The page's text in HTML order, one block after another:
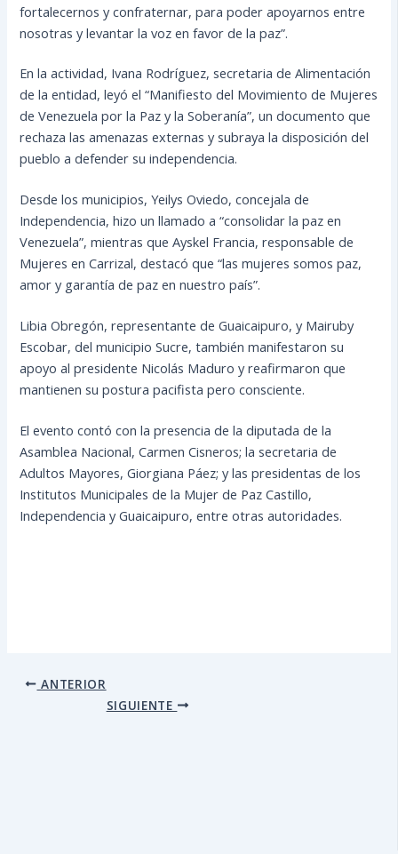
fortalecernos y confraternar, para poder apoyarnos entre
nosotras y levantar la voz en favor de la paz”.
En la actividad, Ivana Rodríguez, secretaria de Alimentación
de la entidad, leyó el “Manifiesto del Movimiento de Mujeres
de Venezuela por la Paz y la Soberanía”, un documento que
rechaza las amenazas externas y subraya la disposición del
pueblo a defender su independencia.
Desde los municipios, Yeilys Oviedo, concejala de
Independencia, hizo un llamado a “consolidar la paz en
Venezuela”, mientras que Ayskel Francia, responsable de
Mujeres en Carrizal, destacó que “las mujeres somos paz,
amor y garantía de paz en nuestro país”.
Libia Obregón, representante de Guaicaipuro, y Mairuby
Escobar, del municipio Sucre, también manifestaron su
apoyo al presidente Nicolás Maduro y reafirmaron que
mantienen su postura pacifista pero consciente.
El evento contó con la presencia de la diputada de la
Asamblea Nacional, Carmen Cisneros; la secretaria de
Adultos Mayores, Giorgiana Páez; y las presidentas de los
Institutos Municipales de la Mujer de Paz Castillo,
Independencia y Guaicaipuro, entre otras autoridades.
ANTERIOR
SIGUIENTE